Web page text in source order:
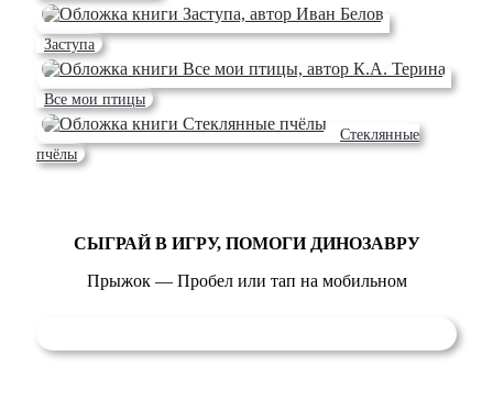
Заступа
Все мои птицы
Стеклянные
пчёлы
СЫГРАЙ В ИГРУ, ПОМОГИ ДИНОЗАВРУ
Прыжок — Пробел или тап на мобильном